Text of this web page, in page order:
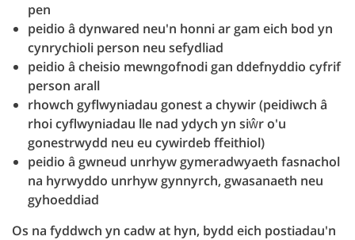
pen
peidio â dynwared neu'n honni ar gam eich bod yn
cynrychioli person neu sefydliad
peidio â cheisio mewngofnodi gan ddefnyddio cyfrif
person arall
rhowch gyflwyniadau gonest a chywir (peidiwch â
rhoi cyflwyniadau lle nad ydych yn siŵr o'u
gonestrwydd neu eu cywirdeb ffeithiol)
peidio â gwneud unrhyw gymeradwyaeth fasnachol
na hyrwyddo unrhyw gynnyrch, gwasanaeth neu
gyhoeddiad
Os na fyddwch yn cadw at hyn, bydd eich postiadau'n